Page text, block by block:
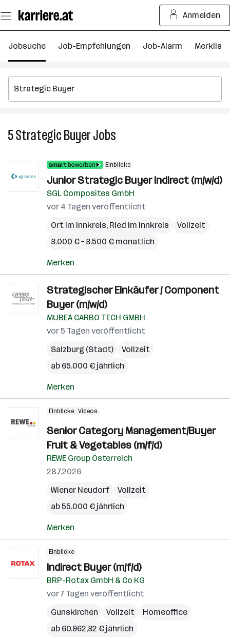
Seiteninhalt
springen
Anmelden
Jobsuche Job-Empfehlungen Job-Alarm Merkliste
5Strategic BuyerJobs
Jobs
Einblicke
Junior Strategic Buyer Indirect (m/w/d)
SGL Composites GmbH
vor 4 Tagen veröffentlicht
Ort im Innkreis, Ried im Innkreis
Vollzeit
3.000 € – 3.500 € monatlich
Merken
Strategischer Einkäufer / Component
Buyer (m/w/d)
MUBEA CARBO TECH GMBH
vor 5 Tagen veröffentlicht
Salzburg (Stadt)
Vollzeit
ab 65.000 € jährlich
Merken
Einblicke Videos
Senior Category Management/Buyer
Fruit & Vegetables (m/f/d)
REWE Group Österreich
28.7.2026
Wiener Neudorf
Vollzeit
ab 55.000 € jährlich
Merken
Einblicke
Indirect Buyer (m/f/d)
BRP-Rotax GmbH & Co KG
vor 7 Tagen veröffentlicht
Gunskirchen
Vollzeit
Homeoffice
ab 60.962,32 € jährlich